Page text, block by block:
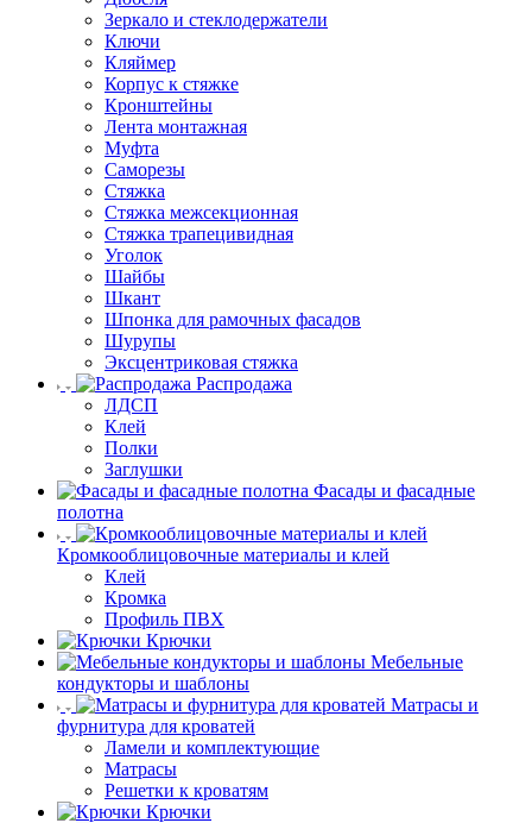
Зеркало и стеклодержатели
Ключи
Кляймер
Корпус к стяжке
Кронштейны
Лента монтажная
Муфта
Саморезы
Стяжка
Стяжка межсекционная
Стяжка трапецивидная
Уголок
Шайбы
Шкант
Шпонка для рамочных фасадов
Шурупы
Эксцентриковая стяжка
Распродажа
ЛДСП
Клей
Полки
Заглушки
Фасады и фасадные
полотна
Кромкооблицовочные материалы и клей
Клей
Кромка
Профиль ПВХ
Крючки
Мебельные
кондукторы и шаблоны
Матрасы и
фурнитура для кроватей
Ламели и комплектующие
Матрасы
Решетки к кроватям
Крючки